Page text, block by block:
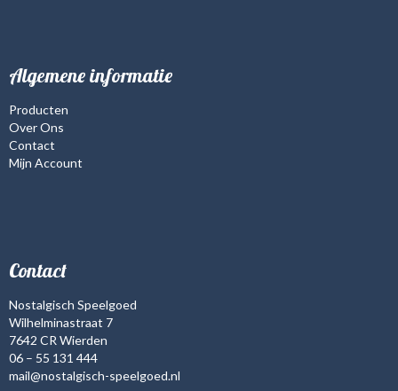
Algemene informatie
Producten
Over Ons
Contact
Mijn Account
Contact
Nostalgisch Speelgoed
Wilhelminastraat 7
7642 CR Wierden
06 – 55 131 444
mail@nostalgisch-speelgoed.nl